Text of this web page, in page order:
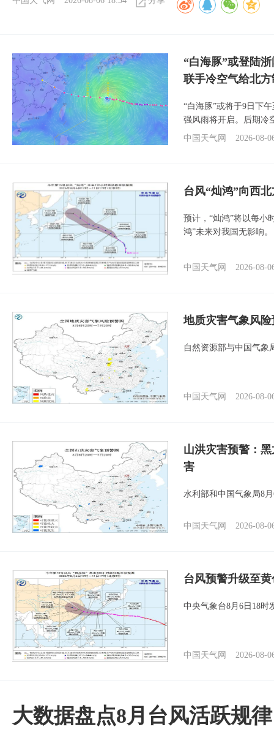
“白海豚”或登陆
联手冷空气给北
“白海豚”或将于9日下
强风雨将开启。后期冷
中国天气网
2026-08-
台风“灿鸿”向西
预计，“灿鸿”将以每小
鸿”未来对我国无影响。
中国天气网 2026-08-
地质灾害气象风
自然资源部与中国气象
中国天气网 2026-08-
山洪灾害预警：
害
水利部和中国气象局8
中国天气网 2026-08-
台风预警升级至
中央气象台8月6日18时
中国天气网 2026-08-
大数据盘点8月台风活跃规律